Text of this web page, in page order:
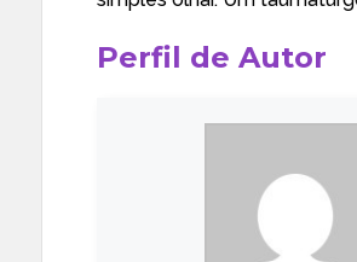
Perfil de Autor